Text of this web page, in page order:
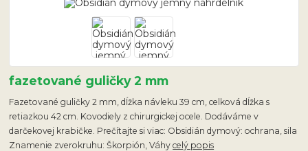
fazetované guličky 2 mm
Fazetované guličky 2 mm, dĺžka návleku 39 cm, celková dĺžka s
retiazkou 42 cm. Kovodiely z chirurgickej ocele. Dodáváme v
darčekovej krabičke. Prečítajte si viac: Obsidián dymový: ochrana, sila
Znamenie zverokruhu: Škorpión, Váhycelý popis